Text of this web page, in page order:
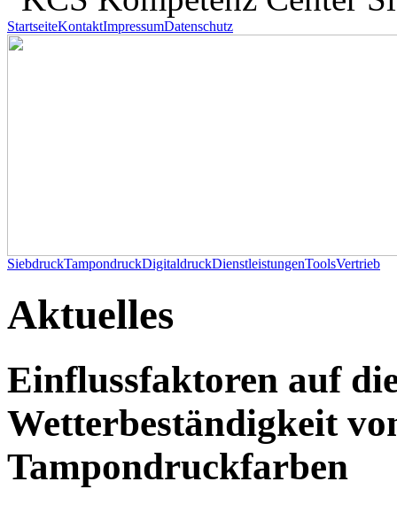
StartseiteKontaktImpressumDatenschutz
SiebdruckTampondruckDigitaldruckDienstleistungenToolsVertrieb
Aktuelles
Einflussfaktoren auf
Wetterbeständigkeit
Tampondruckfarben